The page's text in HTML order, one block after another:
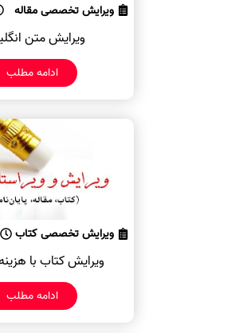
ویرایش تخصصی مقاله
ویرایش متن
ادامه مطلب
ویرایش تخصصی کتاب
ویرایش کتاب با
ادامه مطلب